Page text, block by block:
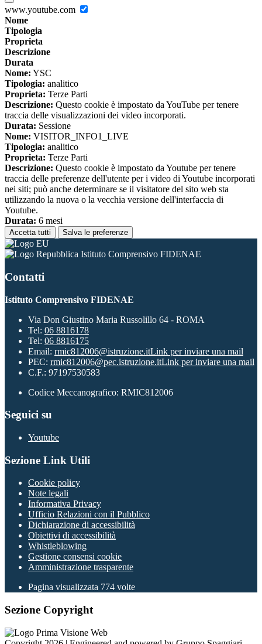
www.youtube.com
Nome
Tipologia
Proprieta
Descrizione
Durata
Nome: YSC
Tipologia: analitico
Proprieta: Terze Parti
Descrizione: Questo cookie è impostato da YouTube per tenere
traccia delle visualizzazioni dei video incorporati.
Durata: Sessione
Nome: VISITOR_INFO1_LIVE
Tipologia: analitico
Proprieta: Terze Parti
Descrizione: Questo cookie è impostato da Youtube per tenere
traccia delle preferenze dell'utente per i video di Youtube incorporati
nei siti; può anche determinare se il visitatore del sito web sta
utilizzando la nuova o la vecchia versione dell'interfaccia di
Youtube.
Durata: 6 mesi
Accetta tutti Salva le preferenze
Istituto Comprensivo FIDENAE
Contatti
Istituto Comprensivo FIDENAE
Via Don Giustino Maria Russolillo 64 - ROMA
Tel: 06 8816178
Tel: 06 8816175
Email: rmic812006@istruzione.itLink per inviare una mail
PEC: rmic812006@pec.istruzione.itLink per inviare una mail
C.F.: 97197530583
Codice Meccanografico: RMIC812006
Seguici su
Youtube
Sezione Link Utili
Cookie policy
Note legali
Informativa Privacy
Ufficio Relazioni con il Pubblico
Dichiarazione di accessibilità
Obiettivi di accessibilità
Whistleblowing
Gestione consensi cookie
Amministrazione trasparente
Pagina visualizzata 774 volte
Sezione Copyright